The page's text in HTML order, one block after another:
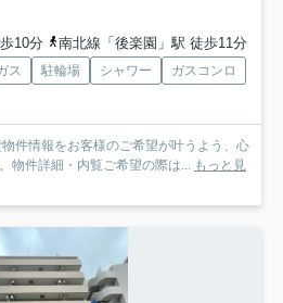
10分
南北線「後楽園」駅 徒歩11分
ス 駐輪場 シャワー
ガスコンロ
件情報をお客様のご希望が叶うよう、心
物件詳細・内覧ご希望の際は...
もっと見